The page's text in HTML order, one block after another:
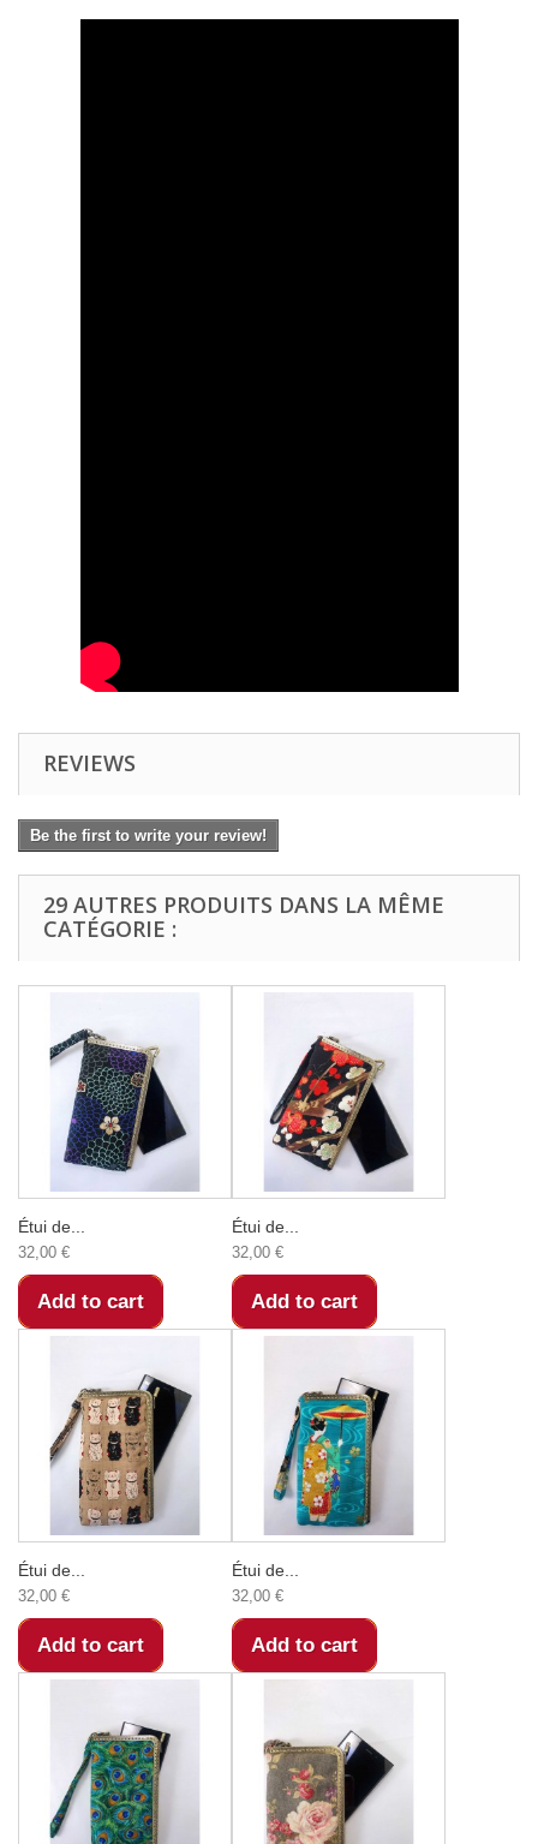
REVIEWS
Be the first to write your review!
29 AUTRES PRODUITS DANS LA MÊME
CATÉGORIE :
Étui de...
32,00 €
Add to cart
Étui de...
32,00 €
Add to cart
Étui de...
32,00 €
Add to cart
Étui de...
32,00 €
Add to cart